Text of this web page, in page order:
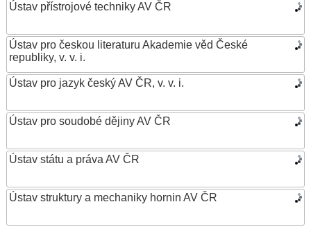
Ústav přístrojové techniky AV ČR
Ústav pro českou literaturu Akademie věd České
republiky, v. v. i.
Ústav pro jazyk český AV ČR, v. v. i.
Ústav pro soudobé dějiny AV ČR
Ústav státu a práva AV ČR
Ústav struktury a mechaniky hornin AV ČR